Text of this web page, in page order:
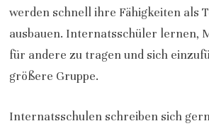
werden schnell ihre Fähigkeiten als
ausbauen. Internatsschüler lernen,
für andere zu tragen und sich
größere Gruppe.
Internatsschulen schreiben sich